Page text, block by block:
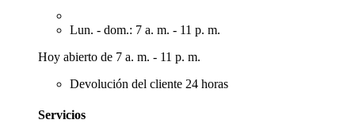
Lun. - dom.: 7 a. m. - 11 p. m.
Hoy abierto de 7 a. m. - 11 p. m.
Devolución del cliente 24 horas
Servicios